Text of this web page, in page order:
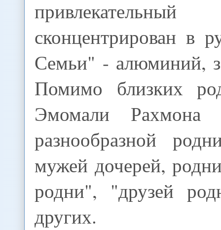
сконцентрирован в
Семьи" - алюминий,
Помимо близких
Эмомали Рахмона
разнообразной
мужей дочерей,
родни", "друзей
других.